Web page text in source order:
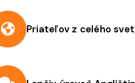
Priateľov z celého